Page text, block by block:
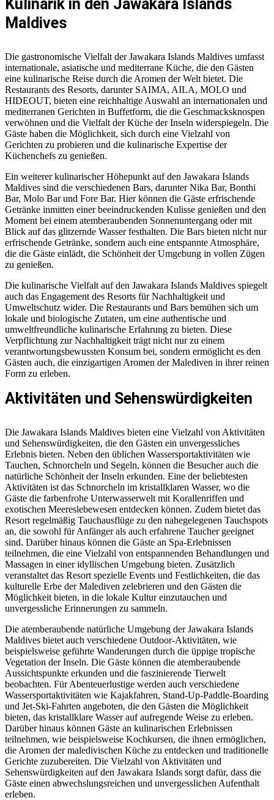
Kulinarik in den Jawakara Islands
Maldives
Die gastronomische Vielfalt der Jawakara Islands Maldives umfasst
internationale, asiatische und mediterrane Küche, die den Gästen
eine kulinarische Reise durch die Aromen der Welt bietet. Die
Restaurants des Resorts, darunter SAIMA, AILA, MOLO und
HIDEOUT, bieten eine reichhaltige Auswahl an internationalen und
mediterranen Gerichten in Buffetform, die die Geschmacksknospen
verwöhnen und die Vielfalt der Küche der Inseln widerspiegeln. Die
Gäste haben die Möglichkeit, sich durch eine Vielzahl von
Gerichten zu probieren und die kulinarische Expertise der
Küchenchefs zu genießen.
Ein weiterer kulinarischer Höhepunkt auf den Jawakara Islands
Maldives sind die verschiedenen Bars, darunter Nika Bar, Bonthi
Bar, Molo Bar und Fore Bar. Hier können die Gäste erfrischende
Getränke inmitten einer beeindruckenden Kulisse genießen und den
Moment bei einem atemberaubenden Sonnenuntergang oder mit
Blick auf das glitzernde Wasser festhalten. Die Bars bieten nicht nur
erfrischende Getränke, sondern auch eine entspannte Atmosphäre,
die die Gäste einlädt, die Schönheit der Umgebung in vollen Zügen
zu genießen.
Die kulinarische Vielfalt auf den Jawakara Islands Maldives spiegelt
auch das Engagement des Resorts für Nachhaltigkeit und
Umweltschutz wider. Die Restaurants und Bars bemühen sich um
lokale und biologische Zutaten, um eine authentische und
umweltfreundliche kulinarische Erfahrung zu bieten. Diese
Verpflichtung zur Nachhaltigkeit trägt nicht nur zu einem
verantwortungsbewussten Konsum bei, sondern ermöglicht es den
Gästen auch, die einzigartigen Aromen der Malediven in ihrer reinen
Form zu erleben.
Aktivitäten und Sehenswürdigkeiten
Die Jawakara Islands Maldives bieten eine Vielzahl von Aktivitäten
und Sehenswürdigkeiten, die den Gästen ein unvergessliches
Erlebnis bieten. Neben den üblichen Wassersportaktivitäten wie
Tauchen, Schnorcheln und Segeln, können die Besucher auch die
natürliche Schönheit der Inseln erkunden. Eine der beliebtesten
Aktivitäten ist das Schnorcheln im kristallklaren Wasser, wo die
Gäste die farbenfrohe Unterwasserwelt mit Korallenriffen und
exotischen Meereslebewesen entdecken können. Zudem bietet das
Resort regelmäßig Tauchausflüge zu den nahegelegenen Tauchspots
an, die sowohl für Anfänger als auch erfahrene Taucher geeignet
sind. Darüber hinaus können die Gäste an Spa-Erlebnissen
teilnehmen, die eine Vielzahl von entspannenden Behandlungen und
Massagen in einer idyllischen Umgebung bieten. Zusätzlich
veranstaltet das Resort spezielle Events und Festlichkeiten, die das
kulturelle Erbe der Malediven zelebrieren und den Gästen die
Möglichkeit bieten, in die lokale Kultur einzutauchen und
unvergessliche Erinnerungen zu sammeln.
Die atemberaubende natürliche Umgebung der Jawakara Islands
Maldives bietet auch verschiedene Outdoor-Aktivitäten, wie
beispielsweise geführte Wanderungen durch die üppige tropische
Vegetation der Inseln. Die Gäste können die atemberaubende
Aussichtspunkte erkunden und die faszinierende Tierwelt
beobachten. Für Abenteuerlustige werden auch verschiedene
Wassersportaktivitäten wie Kajakfahren, Stand-Up-Paddle-Boarding
und Jet-Ski-Fahrten angeboten, die den Gästen die Möglichkeit
bieten, das kristallklare Wasser auf aufregende Weise zu erleben.
Darüber hinaus können Gäste an kulinarischen Erlebnissen
teilnehmen, wie beispielsweise Kochkursen, die ihnen ermöglichen,
die Aromen der maledivischen Küche zu entdecken und traditionelle
Gerichte zuzubereiten. Die Vielzahl von Aktivitäten und
Sehenswürdigkeiten auf den Jawakara Islands sorgt dafür, dass die
Gäste einen abwechslungsreichen und unvergesslichen Aufenthalt
erleben.